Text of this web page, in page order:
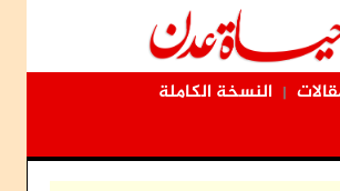
| النسخة الكاملة